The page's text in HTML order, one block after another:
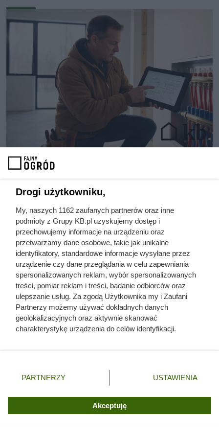
Płacili fortunę za gaz przez dwa
lata. Fachowiec znalazł problem w
kilka minut
zamontowała solary zamiast
fotowoltaiki. Tak wygląda
rachunek po pięciu latach
Drogi użytkowniku,
My, naszych 1162 zaufanych partnerów oraz inne
podmioty z Grupy KB.pl uzyskujemy dostęp i
przechowujemy informacje na urządzeniu oraz
przetwarzamy dane osobowe, takie jak unikalne
identyfikatory, standardowe informacje wysyłane przez
urządzenie czy dane przeglądania w celu zapewniania
spersonalizowanych reklam, wybór spersonalizowanych
treści, pomiar reklam i treści, badanie odbiorców oraz
ulepszanie usług. Za zgodą Użytkownika my i Zaufani
Partnerzy możemy używać dokładnych danych
geolokalizacyjnych oraz aktywnie skanować
charakterystykę urządzenia do celów identyfikacji.
zmienić/wycofać klikając przycisk ustawień prywatności
znajdujący się w lewym dolnym rogu strony. Niektóre
użytkownika, ale masz prawo sprzeciwić się takiemu
przetwarzaniu. Preferencje będą miały zastosowania tylko
PARTNERZY USTAWIENIA
Akceptuję